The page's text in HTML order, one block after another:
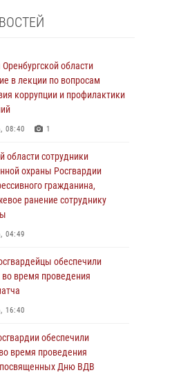
области
в лекции по вопросам
коррупции и профилактики
08:40 1
области сотрудники
охраны Росгвардии
гражданина,
ранение сотруднику
04:49
обеспечили
время проведения
16:40
обеспечили
время проведения
Дню ВДВ